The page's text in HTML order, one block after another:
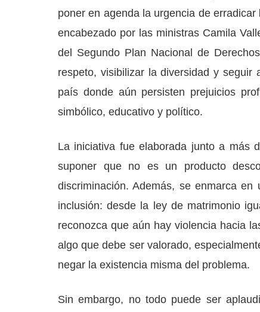
poner en agenda la urgencia de
encabezado por las ministras Camila
del Segundo Plan Nacional de
respeto, visibilizar la diversidad y
país donde aún persisten prejuicios
simbólico, educativo y político.
La iniciativa fue elaborada junto a más
suponer que no es un producto
discriminación. Además, se enmarca
inclusión: desde la ley de matrimonio
reconozca que aún hay violencia hacia
algo que debe ser valorado,
negar la existencia misma del problema.
Sin embargo, no todo puede ser